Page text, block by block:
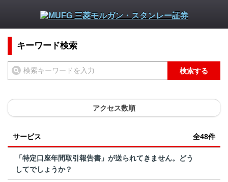
キーワード検索
検索する
アクセス数順
サービス 全48件
「特定口座年間取引報告書」が送られてきません。どう
してでしょうか？